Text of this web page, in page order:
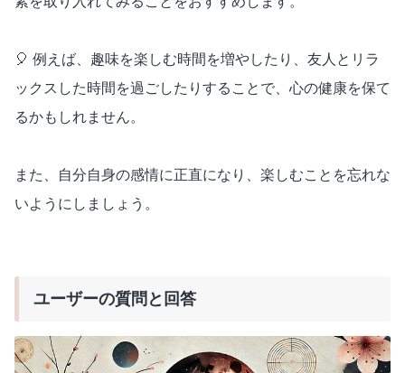
🎈 例えば、趣味を楽しむ時間を増やしたり、友人とリラ
ックスした時間を過ごしたりすることで、心の健康を保て
るかもしれません。
また、自分自身の感情に正直になり、楽しむことを忘れな
いようにしましょう。
ユーザーの質問と回答